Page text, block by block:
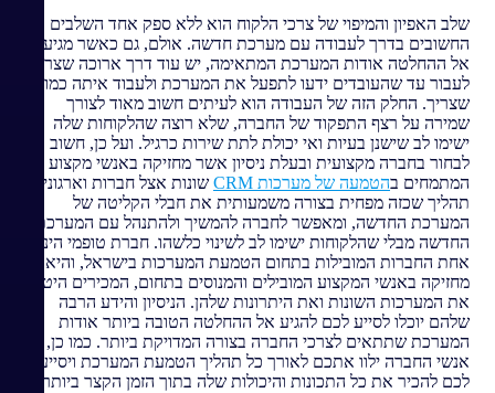
שלב האפיון והמיפוי של צרכי הלקוח הוא ללא ספק אחד השלבים
החשובים בדרך לעבודה עם מערכת חדשה. אולם, גם כאשר מגיעים
אל ההחלטה אודות המערכת המתאימה, יש עוד דרך ארוכה שצריך
לעבור עד שהעובדים ידעו לתפעל את המערכת ולעבוד איתה כמו
שצריך. החלק הזה של העבודה הוא לעיתים חשוב מאוד לצורך
שמירה על רצף התפקוד של החברה, שלא רוצה שהלקוחות שלה
ישימו לב שישנן בעיות ואי יכולת לתת שירות כרגיל. ועל כן, חשוב
לבחור בחברה מקצועית ובעלת ניסיון אשר מחזיקה באנשי מקצוע
המתמחים בהטמעה של מערכות CRM
שונות אצל חברות וארגונים.
תהליך שכזה מפחית בצורה משמעותית את חבלי הקליטה של
המערכת החדשה, ומאפשר לחברה להמשיך ולהתנהל עם המערכת
החדשה מבלי שהלקוחות ישימו לב לשינוי כלשהו. חברת טופמי הינה
אחת החברות המובילות בתחום הטמעת המערכות בישראל, והיא
מחזיקה באנשי המקצוע המובילים והמנוסים בתחום, המכירים היטב
את המערכות השונות ואת היתרונות שלהן. הניסיון והידע הרבה
שלהם יוכלו לסייע לכם להגיע אל ההחלטה הטובה ביותר אודות
המערכת שתתאים לצרכי החברה בצורה המדויקת ביותר. כמו כן,
אנשי החברה ילוו אתכם לאורך כל תהליך הטמעת המערכת ויסייעו
לכם להכיר את כל התכונות והיכולות שלה בתוך הזמן הקצר ביותר.